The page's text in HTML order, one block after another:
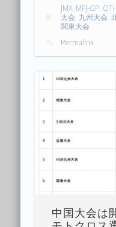
JMX, MFJ-GP,
大会, 九州大会,
関東大会
Permalink
中国大会は